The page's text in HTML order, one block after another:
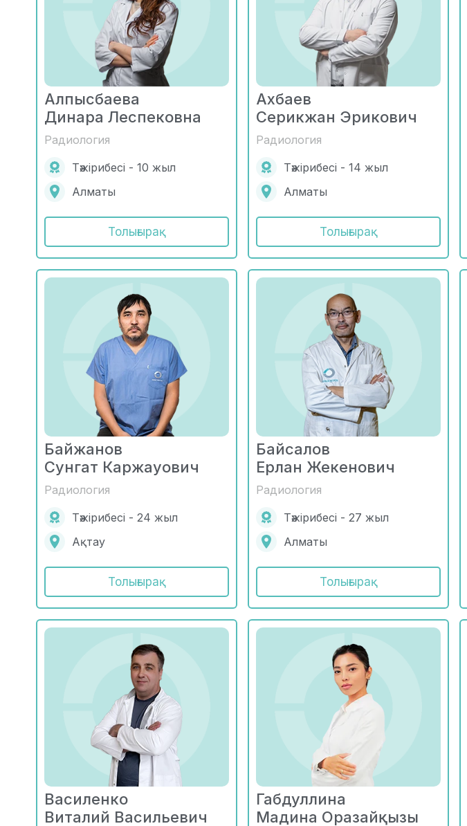
Алпысбаева
Динара Леспековна
Радиология
Тәжірибесі - 10 жыл
Алматы
Толығырақ
Ахбаев
Серикжан Эрикович
Радиология
Тәжірибесі - 14 жыл
Алматы
Толығырақ
Байжанов
Сунгат Каржауович
Радиология
Тәжірибесі - 24 жыл
Ақтау
Толығырақ
Байсалов
Ерлан Жекенович
Радиология
Тәжірибесі - 27 жыл
Алматы
Толығырақ
Василенко
Виталий Васильевич
Габдуллина
Мадина Оразайқызы